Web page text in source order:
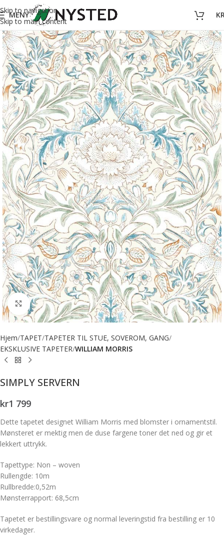
Skip to navigation
Skip to main content
MENY
Forstørr bilde
Hjem TAPET TAPETER TIL STUE, SOVEROM, GANG
EKSKLUSIVE TAPETER WILLIAM MORRIS
SIMPLY SERVERN
kr1 799
Dette tapetet designet William Morris med blomster i ornamentstil.
Mønsteret er mektig men de duse fargene toner det ned og gir et
lekkert uttrykk.
Tapettype: Non – woven
Rullengde: 10m
Rullbredde:0,52m
Mønsterrapport: 68,5cm
Tapetet er bestillingsvare og normal leveringstid fra bestilling er 10
virkedager.